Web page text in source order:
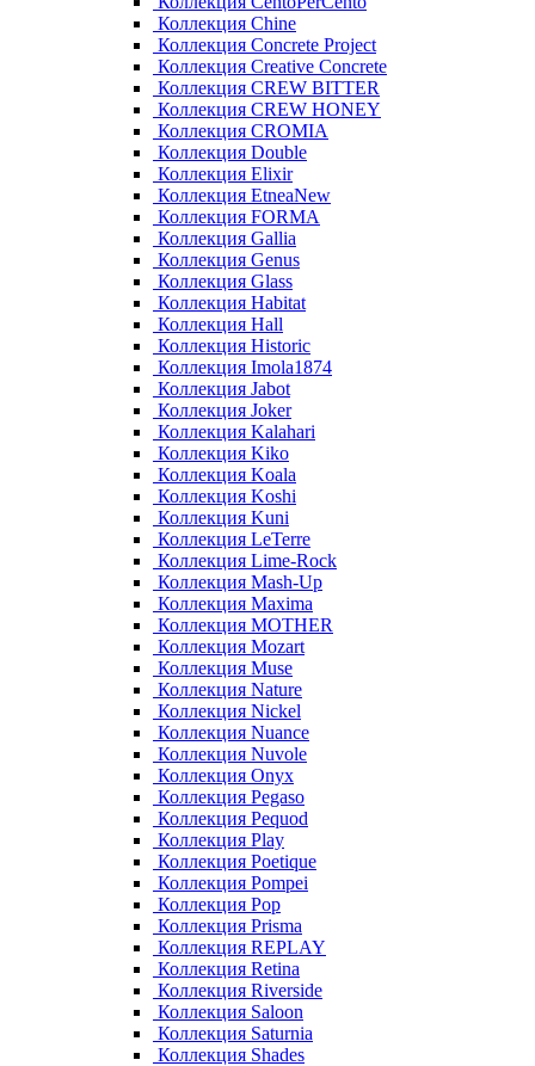
Коллекция Chine
Коллекция Concrete Project
Коллекция Creative Concrete
Коллекция CREW BITTER
Коллекция CREW HONEY
Коллекция CROMIA
Коллекция Double
Коллекция Elixir
Коллекция EtneaNew
Коллекция FORMA
Коллекция Gallia
Коллекция Genus
Коллекция Glass
Коллекция Habitat
Коллекция Hall
Коллекция Historic
Коллекция Imola1874
Коллекция Jabot
Коллекция Joker
Коллекция Kalahari
Коллекция Kiko
Коллекция Koala
Коллекция Koshi
Коллекция Kuni
Коллекция LeTerre
Коллекция Lime-Rock
Коллекция Mash-Up
Коллекция Maxima
Коллекция MOTHER
Коллекция Mozart
Коллекция Muse
Коллекция Nature
Коллекция Nickel
Коллекция Nuance
Коллекция Nuvole
Коллекция Onyx
Коллекция Pegaso
Коллекция Pequod
Коллекция Play
Коллекция Poetique
Коллекция Pompei
Коллекция Pop
Коллекция Prisma
Коллекция REPLAY
Коллекция Retina
Коллекция Riverside
Коллекция Saloon
Коллекция Saturnia
Коллекция Shades